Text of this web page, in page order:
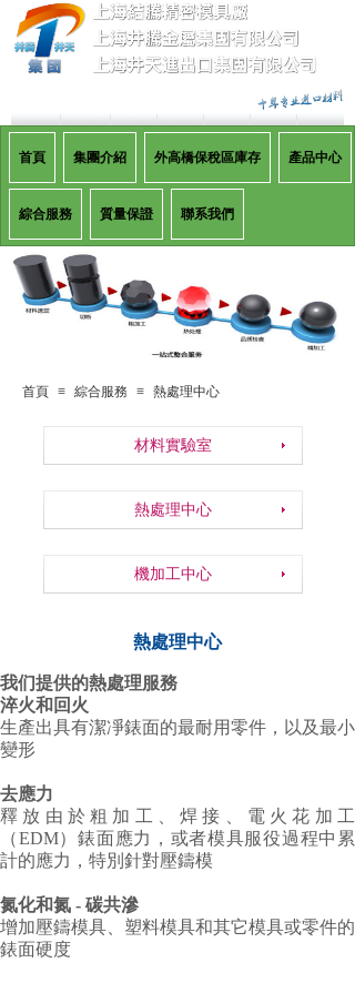
首頁 集團介紹 外高橋保稅區庫存 產品中心
綜合服務 質量保證 聯系我們
首頁 ≡ 綜合服務 ≡ 熱處理中心
材料實驗室
熱處理中心
機加工中心
熱處理中心
我们提供的熱處理服務
淬火和回火
生產出具有潔凈錶面的最耐用零件，以及最小
變形
去應力
釋放由於粗加工、焊接、電火花加工
（EDM）錶面應力，或者模具服役過程中累
計的應力，特別針對壓鑄模
氮化和氮 - 碳共滲
增加壓鑄模具、塑料模具和其它模具或零件的
錶面硬度